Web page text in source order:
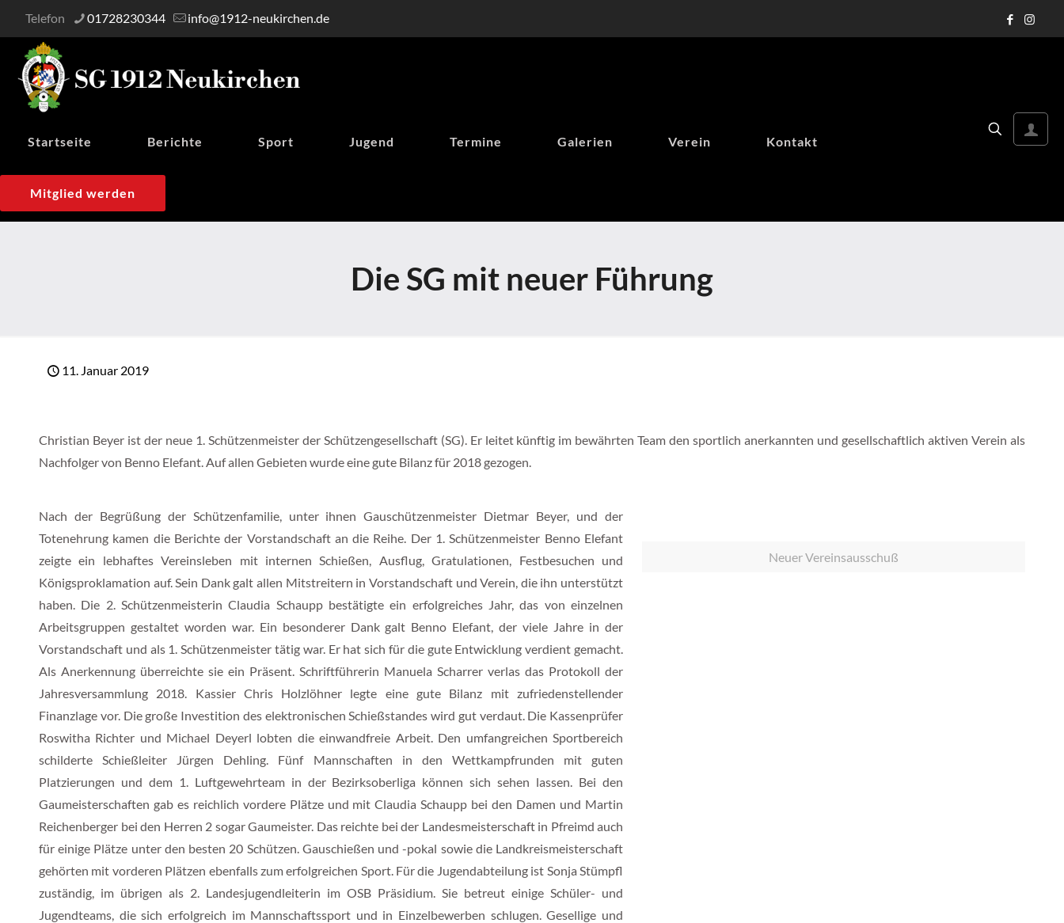
Telefon 01728230344 info@1912-neukirchen.de
Startseite Berichte Sport Jugend Termine Galerien Verein Kontakt
Mitglied werden
Die SG mit neuer Führung
11. Januar 2019
Christian Beyer ist der neue 1. Schützenmeister der Schützengesellschaft (SG). Er leitet künftig im bewährten Team den sportlich anerkannten und gesellschaftlich aktiven Verein als
Nachfolger von Benno Elefant. Auf allen Gebieten wurde eine gute Bilanz für 2018 gezogen.
Nach der Begrüßung der Schützenfamilie, unter ihnen Gauschützenmeister Dietmar Beyer, und der
Totenehrung kamen die Berichte der Vorstandschaft an die Reihe. Der 1. Schützenmeister Benno Elefant
zeigte ein lebhaftes Vereinsleben mit internen Schießen, Ausflug, Gratulationen, Festbesuchen und
Königsproklamation auf. Sein Dank galt allen Mitstreitern in Vorstandschaft und Verein, die ihn unterstützt
haben. Die 2. Schützenmeisterin Claudia Schaupp bestätigte ein erfolgreiches Jahr, das von einzelnen
Arbeitsgruppen gestaltet worden war. Ein besonderer Dank galt Benno Elefant, der viele Jahre in der
Vorstandschaft und als 1. Schützenmeister tätig war. Er hat sich für die gute Entwicklung verdient gemacht.
Als Anerkennung überreichte sie ein Präsent. Schriftführerin Manuela Scharrer verlas das Protokoll der
Jahresversammlung 2018. Kassier Chris Holzlöhner legte eine gute Bilanz mit zufriedenstellender
Finanzlage vor. Die große Investition des elektronischen Schießstandes wird gut verdaut. Die Kassenprüfer
Roswitha Richter und Michael Deyerl lobten die einwandfreie Arbeit. Den umfangreichen Sportbereich
schilderte Schießleiter Jürgen Dehling. Fünf Mannschaften in den Wettkampfrunden mit guten
Platzierungen und dem 1. Luftgewehrteam in der Bezirksoberliga können sich sehen lassen. Bei den
Gaumeisterschaften gab es reichlich vordere Plätze und mit Claudia Schaupp bei den Damen und Martin
Reichenberger bei den Herren 2 sogar Gaumeister. Das reichte bei der Landesmeisterschaft in Pfreimd auch
für einige Plätze unter den besten 20 Schützen. Gauschießen und -pokal sowie die Landkreismeisterschaft
gehörten mit vorderen Plätzen ebenfalls zum erfolgreichen Sport. Für die Jugendabteilung ist Sonja Stümpfl
zuständig, im übrigen als 2. Landesjugendleiterin im OSB Präsidium. Sie betreut einige Schüler- und
Jugendteams, die sich erfolgreich im Mannschaftssport und in Einzelbewerben schlugen. Gesellige und
Neuer Vereinsausschuß